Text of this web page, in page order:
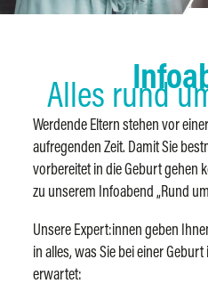
Alles rund
Werdende Eltern stehen vor
aufregenden Zeit. Damit Sie
vorbereitet in die Geburt gehen
zu unserem Infoabend „Rund
Unsere Expert:innen geben
in alles, was Sie bei einer
erwartet: